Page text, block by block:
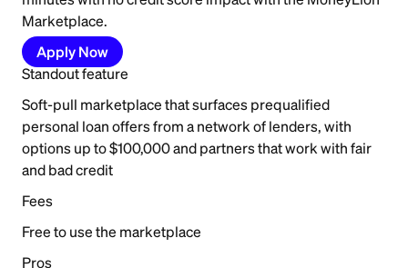
Marketplace.
Apply Now
Standout feature
Soft-pull marketplace that surfaces prequalified
personal loan offers from a network of lenders, with
options up to $100,000 and partners that work with fair
and bad credit
Fees
Free to use the marketplace
Pros